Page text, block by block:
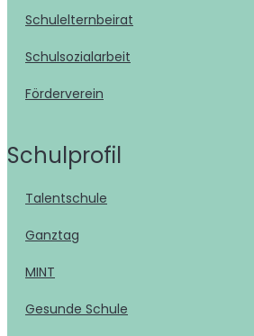
Schulelternbeirat
Schulsozialarbeit
Förderverein
Schulprofil
Talentschule
Ganztag
MINT
Gesunde Schule